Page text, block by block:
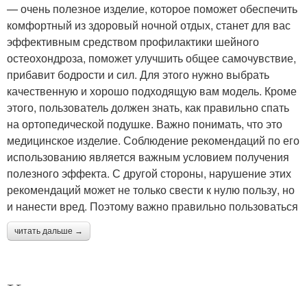
— очень полезное изделие, которое поможет обеспечить
комфортный из здоровый ночной отдых, станет для вас
эффективным средством профилактики шейного
остеохондроза, поможет улучшить общее самочувствие,
прибавит бодрости и сил. Для этого нужно выбрать
качественную и хорошо подходящую вам модель. Кроме
этого, пользователь должен знать, как правильно спать
на ортопедической подушке. Важно понимать, что это
медицинское изделие. Соблюдение рекомендаций по его
использованию является важным условием получения
полезного эффекта. С другой стороны, нарушение этих
рекомендаций может не только свести к нулю пользу, но
и нанести вред. Поэтому важно правильно пользоваться
читать дальше →